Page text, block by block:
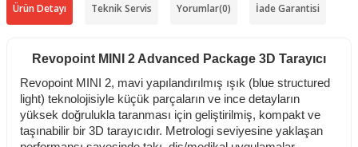
Ürün Detayı Teknik Servis Yorumlar(0) İade Garantisi
Revopoint MINI 2 Advanced Package 3D Tarayıcı
Revopoint MINI 2, mavi yapılandırılmış ışık (blue structured
light) teknolojisiyle küçük parçaların ve ince detayların
yüksek doğrulukla taranması için geliştirilmiş, kompakt ve
taşınabilir bir 3D tarayıcıdır. Metrologi seviyesine yaklaşan